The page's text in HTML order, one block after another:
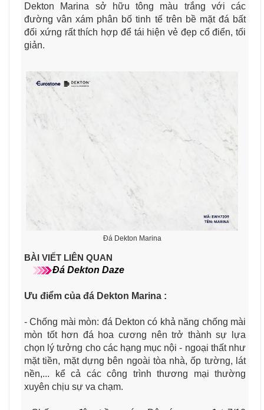
Dekton Marina sở hữu tông màu trắng với các
đường vân xám phân bố tinh tế trên bề mặt đá bất
đối xứng rất thích hợp để tái hiện vẻ đẹp cổ điển, tối
giản.
Đá Dekton Marina
BÀI VIẾT LIÊN QUAN
Đá Dekton Daze
Ưu điểm của đá Dekton Marina :
- Chống mài mòn: đá Dekton có khả năng chống mài
mòn tốt hơn đá hoa cương nên trở thành sự lựa
chọn lý tưởng cho các hạng mục nội - ngoại thất như
mặt tiền, mặt dựng bên ngoài tòa nhà, ốp tường, lát
nền,... kể cả các công trình thương mại thường
xuyên chịu sự va chạm.